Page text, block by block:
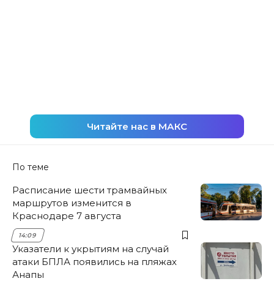
Читайте нас в МАКС
По теме
Расписание шести трамвайных
маршрутов изменится в
Краснодаре 7 августа
14:09
Указатели к укрытиям на случай
атаки БПЛА появились на пляжах
Анапы